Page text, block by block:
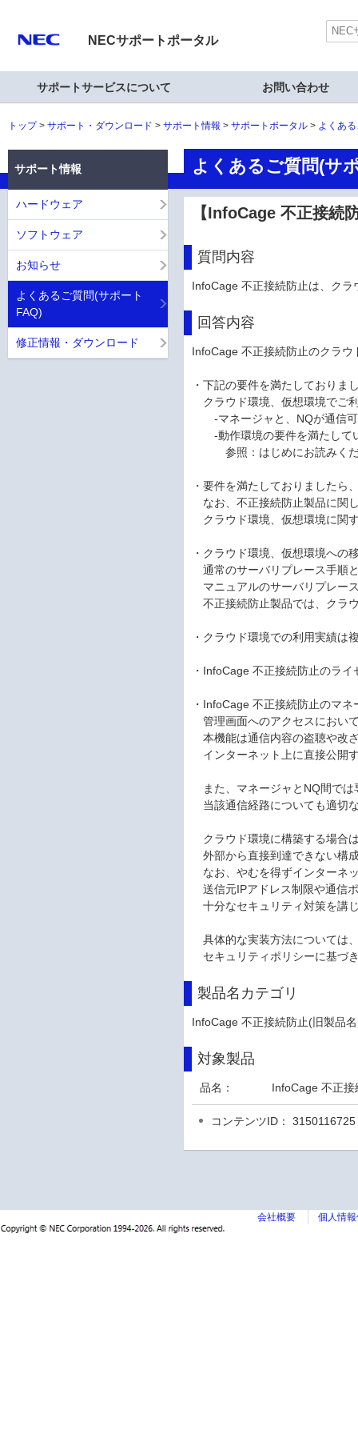
NECサポートポータル
サポートサービスについて お問い合わせ
トップ サポート・ダウンロード サポート情報 サポートポータル よくあ
よくあるご質問(サ
【InfoCage 不正接続
質問内容
InfoCage 不正接続防止は、ク
回答内容
InfoCage 不正接続防止のクラ
・下記の要件を満たしておりま
クラウド環境、仮想環境でご
-マネージャと、NQが通信可
-動作環境の要件を満たして
参照：はじめにお読みくだ
・要件を満たしておりましたら
なお、不正接続防止製品に関
クラウド環境、仮想環境に関
・クラウド環境、仮想環境への
通常のサーバリプレース手順
マニュアルのサーバリプレー
不正接続防止製品では、クラ
・クラウド環境での利用実績は
・InfoCage 不正接続防止のラ
・InfoCage 不正接続防止のマ
管理画面へのアクセスにおい
本機能は通信内容の盗聴や改
インターネット上に直接公開
また、マネージャとNQ間では
当該通信経路についても適切
クラウド環境に構築する場合
外部から直接到達できない構
なお、やむを得ずインターネ
送信元IPアドレス制限や通信
十分なセキュリティ対策を講
具体的な実装方法については
セキュリティポリシーに基づ
製品名カテゴリ
InfoCage 不正接続防止(旧製品
対象製品
品名： InfoCage 不正接
コンテンツID： 3150116725
サポート情報
ハードウェア
ソフトウェア
お知らせ
よくあるご質問(サポート
FAQ)
修正情報・ダウンロード
会社概要 個人情